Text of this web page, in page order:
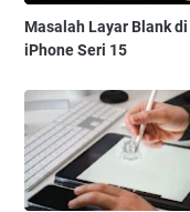
Masalah Layar Blank di
iPhone Seri 15